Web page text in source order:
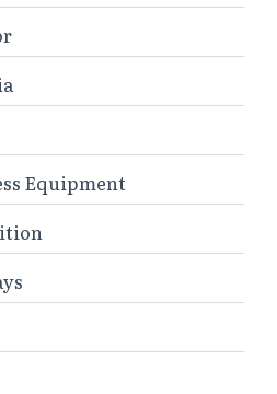
Equipment